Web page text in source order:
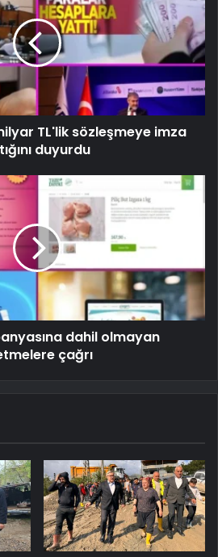
TL'lik sözleşmeye imza
duyurdu
dahil olmayan
çağrı